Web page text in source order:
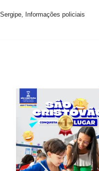
Informações policiais